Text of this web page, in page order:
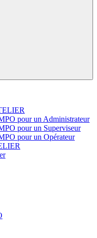
pour un Administrateur
pour un Superviseur
pour un Opérateur